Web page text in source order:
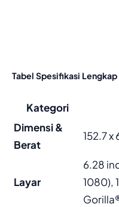
Tabel Spesifikasi Lengkap
Kategori
Dimensi &
Berat
152.7 x
Layar
6.28
1080),